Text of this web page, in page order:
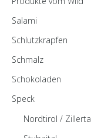
Salami
Schlutzkrapfen
Schmalz
Schokoladen
Speck
Nordtirol /